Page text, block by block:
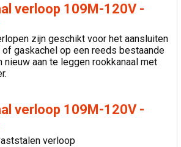
verloop 109M-120V -
zijn geschikt voor het aansluiten
of gaskachel op een reeds bestaande
aan te leggen rookkanaal met
verloop 109M-120V -
verloop